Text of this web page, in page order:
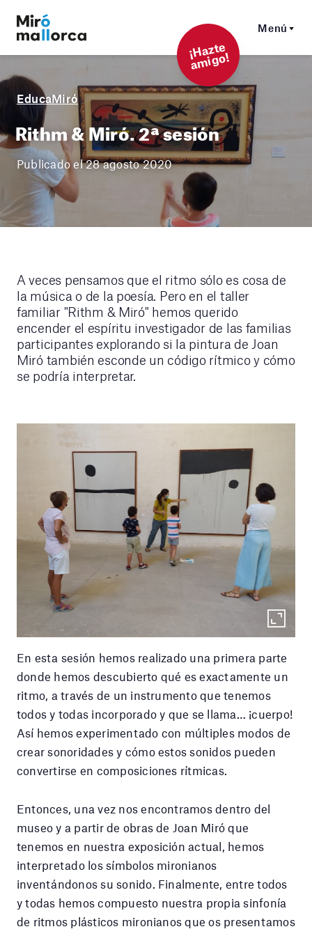
Menú
¡
Hazt
e
a
mi
g
o!
EducaMiró
Rithm & Miró. 2ª sesión
Publicado el 28 agosto 2020
A veces pensamos que el ritmo sólo es cosa de
la música o de la poesía. Pero en el taller
familiar "Rithm & Miró" hemos querido
encender el espíritu investigador de las familias
participantes explorando si la pintura de Joan
Miró también esconde un código rítmico y cómo
se podría interpretar.
En esta sesión hemos realizado una primera parte
donde hemos descubierto qué es exactamente un
ritmo, a través de un instrumento que tenemos
todos y todas incorporado y que se llama… ¡cuerpo!
Así hemos experimentado con múltiples modos de
crear sonoridades y cómo estos sonidos pueden
convertirse en composiciones rítmicas.
Entonces, una vez nos encontramos dentro del
museo y a partir de obras de Joan Miró que
tenemos en nuestra exposición actual, hemos
interpretado los símbolos mironianos
inventándonos su sonido. Finalmente, entre todos
y todas hemos compuesto nuestra propia sinfonía
de ritmos plásticos mironianos que os presentamos